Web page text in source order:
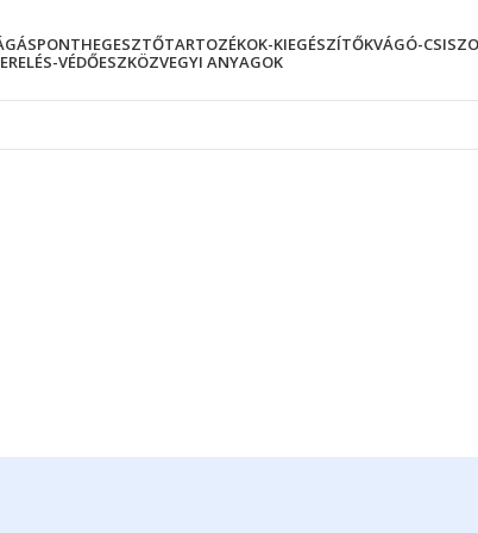
PONTHEGESZTŐTARTOZÉKOK-KIEGÉSZÍTŐKVÁGÓ-
VÉDŐESZKÖZVEGYI ANYAGOK